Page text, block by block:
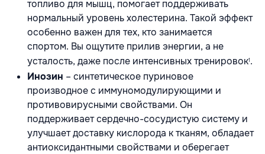
топливо для мышц, помогает поддерживать
нормальный уровень холестерина. Такой эффект
особенно важен для тех, кто занимается
спортом. Вы ощутите прилив энергии, а не
усталость, даже после интенсивных тренировок1 .
Инозин – синтетическое пуриновое
производное с иммуномодулирующими и
противовирусными свойствами. Он
поддерживает сердечно-сосудистую систему и
улучшает доставку кислорода к тканям, обладает
антиоксидантными свойствами и оберегает